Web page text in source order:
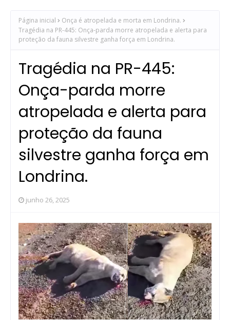
Página inicial
Onça é atropelada e morta em Londrina.
Tragédia na PR-445: Onça-parda morre atropelada e alerta para
proteção da fauna silvestre ganha força em Londrina.
Tragédia na PR-445:
Onça-parda morre
atropelada e alerta para
proteção da fauna
silvestre ganha força em
Londrina.
junho 26, 2025